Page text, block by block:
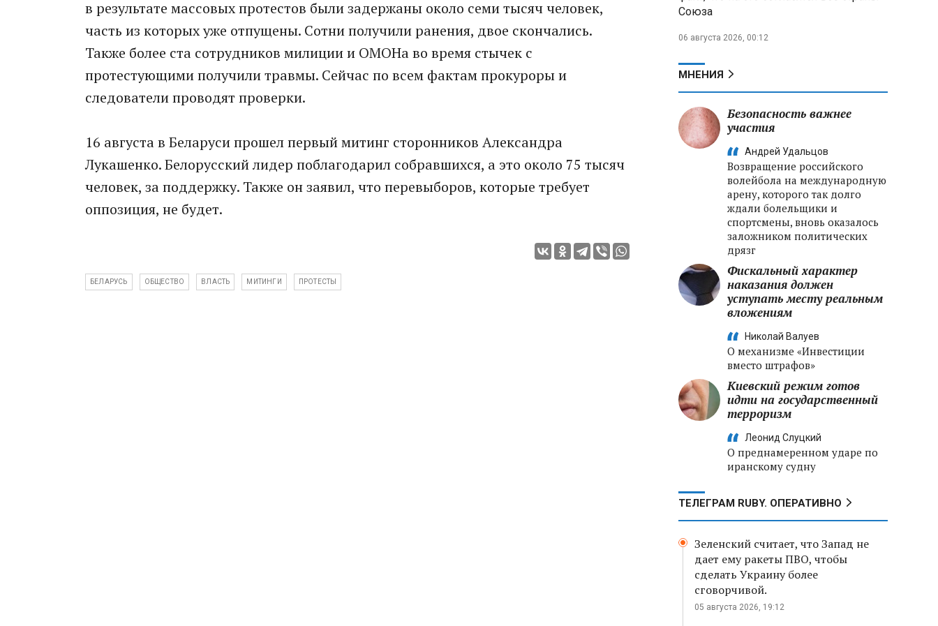
в результате массовых протестов были задержаны около семи тысяч человек,
часть из которых уже отпущены. Сотни получили ранения, двое скончались.
Также более ста сотрудников милиции и ОМОНа во время стычек с
протестующими получили травмы. Сейчас по всем фактам прокуроры и
следователи проводят проверки.
16 августа в Беларуси прошел первый митинг сторонников Александра
Лукашенко. Белорусский лидер поблагодарил собравшихся, а это около 75 тысяч
человек, за поддержку. Также он заявил, что перевыборов, которые требует
оппозиция, не будет.
БЕЛАРУСЬ ОБЩЕСТВО ВЛАСТЬ МИТИНГИ ПРОТЕСТЫ
Союза
06 августа 2026, 00:12
МНЕНИЯ
Безопасность важнее
участия
Андрей Удальцов
Возвращение российского
волейбола на международную
арену, которого так долго
ждали болельщики и
спортсмены, вновь оказалось
заложником политических
дрязг
Фискальный характер
наказания должен
уступать месту реальным
вложениям
Николай Валуев
О механизме «Инвестиции
вместо штрафов»
Киевский режим готов
идти на государственный
терроризм
Леонид Слуцкий
О преднамеренном ударе по
иранскому судну
ТЕЛЕГРАМ RUBY. ОПЕРАТИВНО
Зеленский считает, что Запад не
дает ему ракеты ПВО, чтобы
сделать Украину более
сговорчивой.
05 августа 2026, 19:12